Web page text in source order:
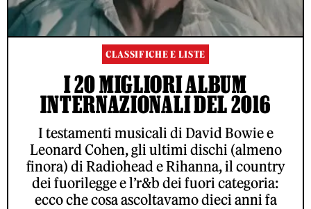
CLASSIFICHE E LISTE
I 20 MIGLIORI ALBUM
INTERNAZIONALI DEL 2016
I testamenti musicali di David Bowie e
Leonard Cohen, gli ultimi dischi (almeno
finora) di Radiohead e Rihanna, il country
dei fuorilegge e l’r&b dei fuori categoria:
ecco che cosa ascoltavamo dieci anni fa